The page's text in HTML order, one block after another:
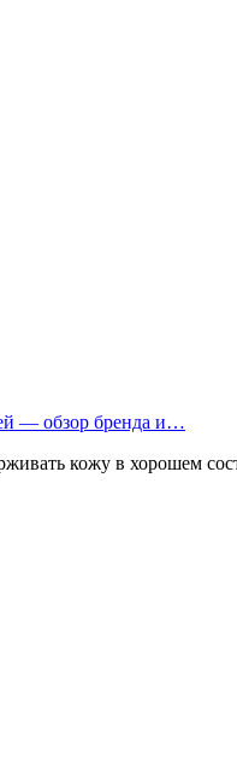
— обзор бренда и…
кожу в хорошем